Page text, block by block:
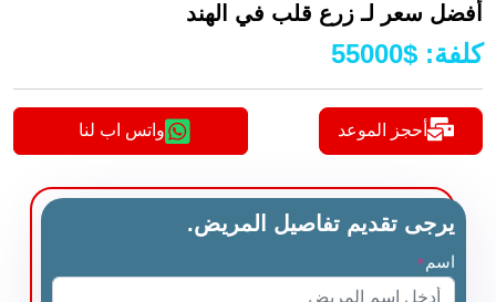
أفضل سعر لـ زرع قلب في الهند
كلفة:
$
55000
أحجز الموعد واتس اب لنا
يرجى تقديم تفاصيل المريض.
اسم *